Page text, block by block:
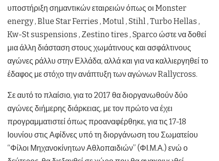
υποστήριξη σημαντικών εταιρειών όπως οι Monster
energy , Blue Star Ferries , Motul , Stihl , Turbo Hellas ,
Kw-St suspensions , Ζestino tires , Sparco ώστε να δοθεί
μια άλλη διάσταση στους χωμάτινους και ασφάλτινους
αγώνες ράλλυ στην Ελλάδα, αλλά και για να καλλιεργηθεί το
έδαφος με στόχο την ανάπτυξη των αγώνων Rallycross.
Σε αυτό το πλαίσιο, για το 2017 θα διοργανωθούν δύο
αγώνες διήμερης διάρκειας, με τον πρώτο να έχει
προγραμματιστεί όπως προαναφέρθηκε, για τις 17-18
Ιουνίου στις Αφίδνες υπό τη διοργάνωση του Σωματείου
“Φίλοι Μηχανοκίνητων Αθλοπαιδιών” (ΦΙ.Μ.Α.) ενώ ο